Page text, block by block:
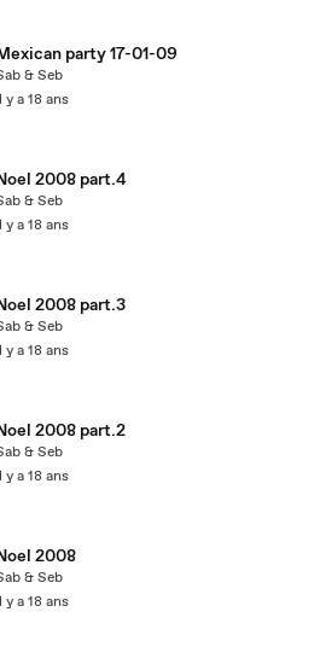
party 17-01-09
& Seb
y a 18 ans
2008 part.4
& Seb
y a 18 ans
2008 part.3
& Seb
y a 18 ans
2008 part.2
& Seb
y a 18 ans
2008
& Seb
y a 18 ans